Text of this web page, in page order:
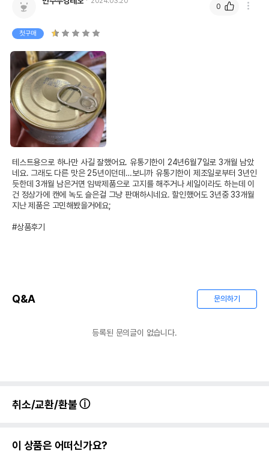
첫구매
테스트용으로 하나만 사길 잘했어요. 유통기한이 24년6월7일로 3개월 남았
네요. 그래도 다른 맛은 25년이던데…보니까 유통기한이 제조일로부터 3년인
듯한데 3개월 남은거면 임박제품으로 고지를 해주거나 세일이라도 하는데 이
건 정상가에 캔에 녹도 슬은걸 그냥 판매하시네요. 할인했어도 3년중 33개월
지난 제품은 고민해봤을거에요;
#상품후기
0
Q&A 문의하기
등록된 문의글이 없습니다.
취소/교환/환불
이 상품은 어떠신가요?